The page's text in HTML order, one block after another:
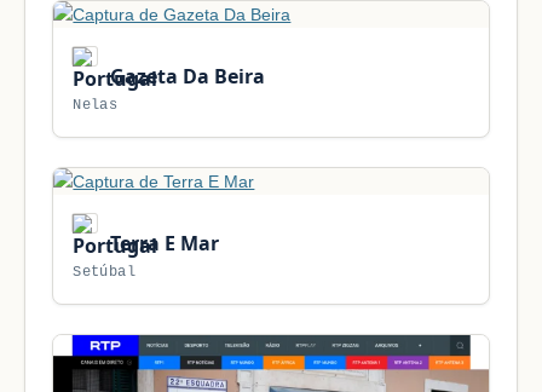
Gazeta Da Beira
Nelas
Terra E Mar
Setúbal